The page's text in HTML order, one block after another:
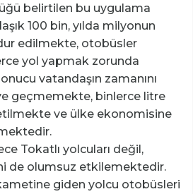
belirtilen bu uygulama
100 bin, yılda milyonun
edilmekte, otobüsler
yol yapmak zorunda
vatandaşın zamanını
geçmemekte, binlerce litre
ve ülke ekonomisine
Tokatlı yolcuları değil,
de olumsuz etkilemektedir.
giden yolcu otobüsleri